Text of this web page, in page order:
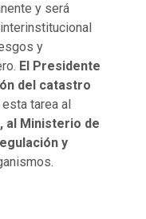
y será
y
El Presidente
del catastro
tarea al
al Ministerio de
y